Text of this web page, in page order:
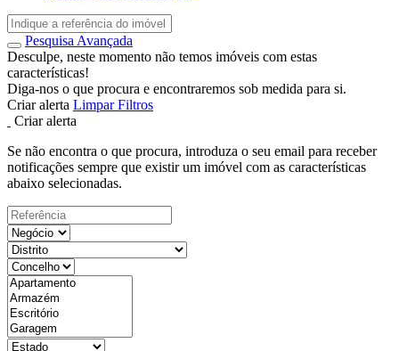
Pesquisa Avançada
Desculpe, neste momento não temos imóveis com estas
características!
Diga-nos o que procura e encontraremos sob medida para si.
Criar alerta Limpar Filtros
Criar alerta
Se não encontra o que procura, introduza o seu email para receber
notificações sempre que existir um imóvel com as características
abaixo selecionadas.